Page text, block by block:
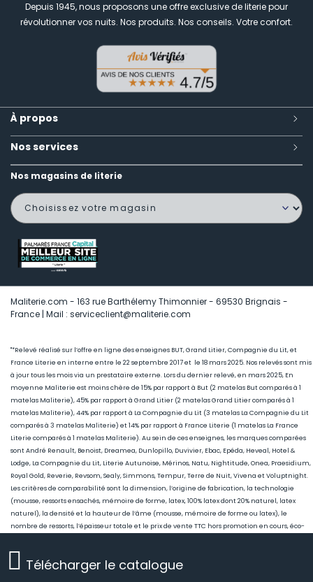
Télécharger le catalogue
Depuis 1945, nous proposons une offre exclusive de literie pour
révolutionner vos nuits. Nos produits. Nos conseils. Votre confort.
À propos
Nos services
Nos magasins de literie
Maliterie.com - 163 rue Barthélemy Thimonnier - 69530 Brignais -
France | Mail : serviceclient@maliterie.com
"*Relevé réalisé sur l’offre en ligne des enseignes BUT, Grand Litier, Compagnie du Lit, et
France Literie en interne entre le 22 septembre 2017 et le 18 mars 2025. Nos relevés sont mis
à jour tous les mois via un prestataire externe. Lors du dernier relevé, en mars 2025, En
moyenne Maliterie est moins chère de 15% par rapport à But (2 matelas But comparés à 1
matelas Maliterie), 45% par rapport à Grand Litier (2 matelas Grand Litier comparés à 1
matelas Maliterie), 44% par rapport à La Compagnie du Lit (3 matelas La Compagnie du Lit
comparés à 3 matelas Maliterie) et 14% par rapport à France Literie (1 matelas La France
Literie comparés à 1 matelas Maliterie). Au sein de ces enseignes, les marques comparées
sont André Renault, Benoist, Dreamea, Dunlopillo, Duvivier, Ebac, Epéda, Heveal, Hotel &
Lodge, La Compagnie du Lit, Literie Autunoise, Mérinos, Natu, Nightitude, Onea, Praesidium,
Royal Gold, Reverie, Revsom, Sealy, Simmons, Tempur, Terre de Nuit, Vivena et Voluptnight.
Les critères de comparabilité sont la dimension, l’origine de fabrication, la technologie
(mousse, ressorts ensachés, mémoire de forme, latex, 100% latex dont 20% naturel, latex
naturel), la densité et la hauteur de l’âme (mousse, mémoire de forme ou latex), le
nombre de ressorts, l’épaisseur totale et le prix de vente TTC hors promotion en cours, éco-
**Satisfait ou échangé exclusivement pour les commandes sur le site internet Maliterie.